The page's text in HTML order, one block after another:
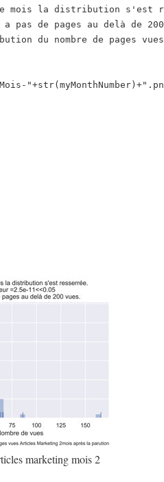
mois la distribution s'est
a pas de pages au delà de
du nombre de pages
marketing mois 2